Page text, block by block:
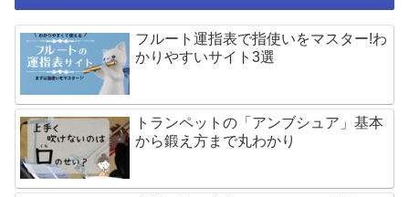
フルート運指表で指使いをマスター!わ
かりやすいサイト3選
トランペットの「アンブシュア」基本
から鍛え方まで丸わかり